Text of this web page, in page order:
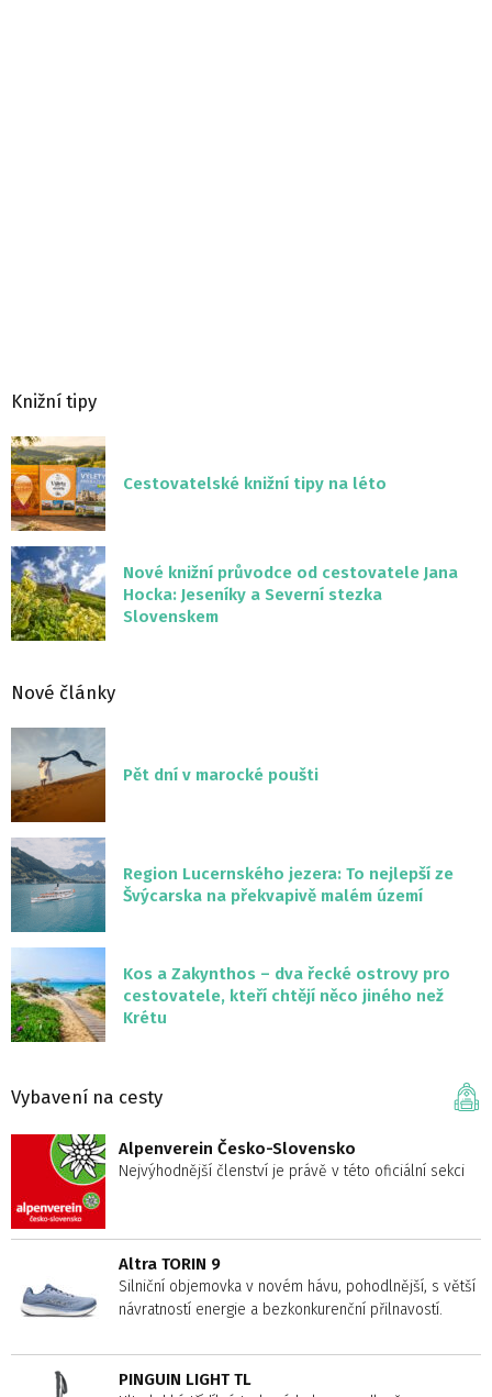
Knižní tipy
Cestovatelské knižní tipy na léto
Nové knižní průvodce od cestovatele Jana
Hocka: Jeseníky a Severní stezka
Slovenskem
Nové články
Pět dní v marocké poušti
Region Lucernského jezera: To nejlepší ze
Švýcarska na překvapivě malém území
Kos a Zakynthos – dva řecké ostrovy pro
cestovatele, kteří chtějí něco jiného než
Krétu
Vybavení na cesty
Alpenverein Česko-Slovensko
Nejvýhodnější členství je právě v této oficiální sekci
Altra TORIN 9
Silniční objemovka v novém hávu, pohodlnější, s větší
návratností energie a bezkonkurenční přilnavostí.
PINGUIN LIGHT TL